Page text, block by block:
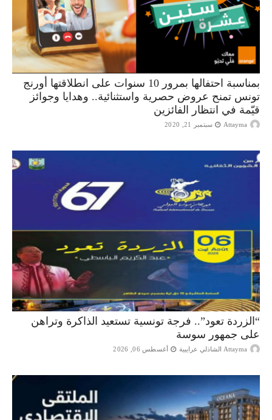
بمناسبة احتفالها بمرور 10 سنوات على انطلاقتها أورنج
تونس تمنح عروض حصرية واستثنائية.. وهدايا وجوائز
قيّمة في انتظار الفائزين
Attayma سبتمبر 21, 2020
“الزردة تعود”.. فرجة تونسية تستعيد الذاكرة وتراهن
على جمهور سوسة
Attayma الشاذلي عرايبية أغسطس 06, 2026